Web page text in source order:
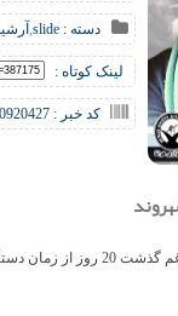
دسته : slide
,
لینک کوتاه :
کد خبر : 010920427
خبرگزاری هرانا – علی اسداللهی، شاعر